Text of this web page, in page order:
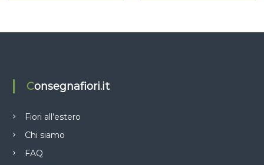
Consegnafiori.it
Fiori all’estero
Chi siamo
FAQ